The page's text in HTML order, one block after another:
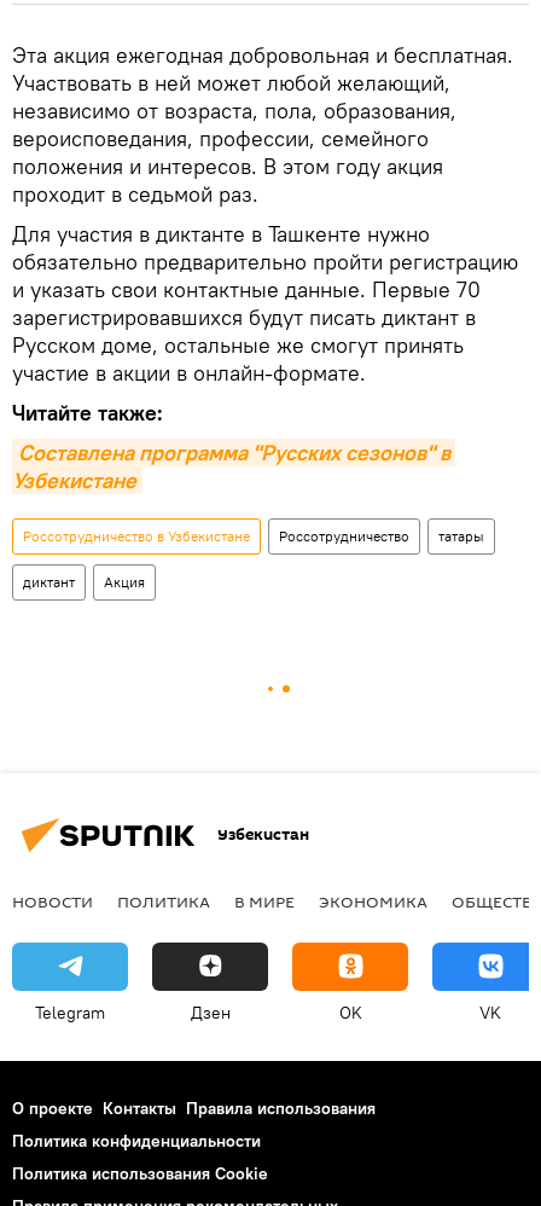
Эта акция ежегодная добровольная и бесплатная.
Участвовать в ней может любой желающий,
независимо от возраста, пола, образования,
вероисповедания, профессии, семейного
положения и интересов. В этом году акция
проходит в седьмой раз.
Для участия в диктанте в Ташкенте нужно
обязательно предварительно пройти регистрацию
и указать свои контактные данные. Первые 70
зарегистрировавшихся будут писать диктант в
Русском доме, остальные же смогут принять
участие в акции в онлайн-формате.
Читайте также:
Составлена программа "Русских сезонов" в
Узбекистане
Россотрудничество в Узбекистане Россотрудничество татары
диктант Акция
Узбекистан
НОВОСТИ ПОЛИТИКА В МИРЕ ЭКОНОМИКА
Telegram Дзен OK VK
О проекте Контакты Правила использования
Политика конфиденциальности
Политика использования Cookie